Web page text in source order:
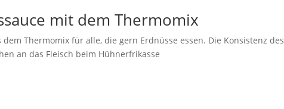
mit dem Thermomix
Thermomix für alle, die gern Erdnüsse essen. Die Konsistenz des
an das Fleisch beim Hühnerfrikasse